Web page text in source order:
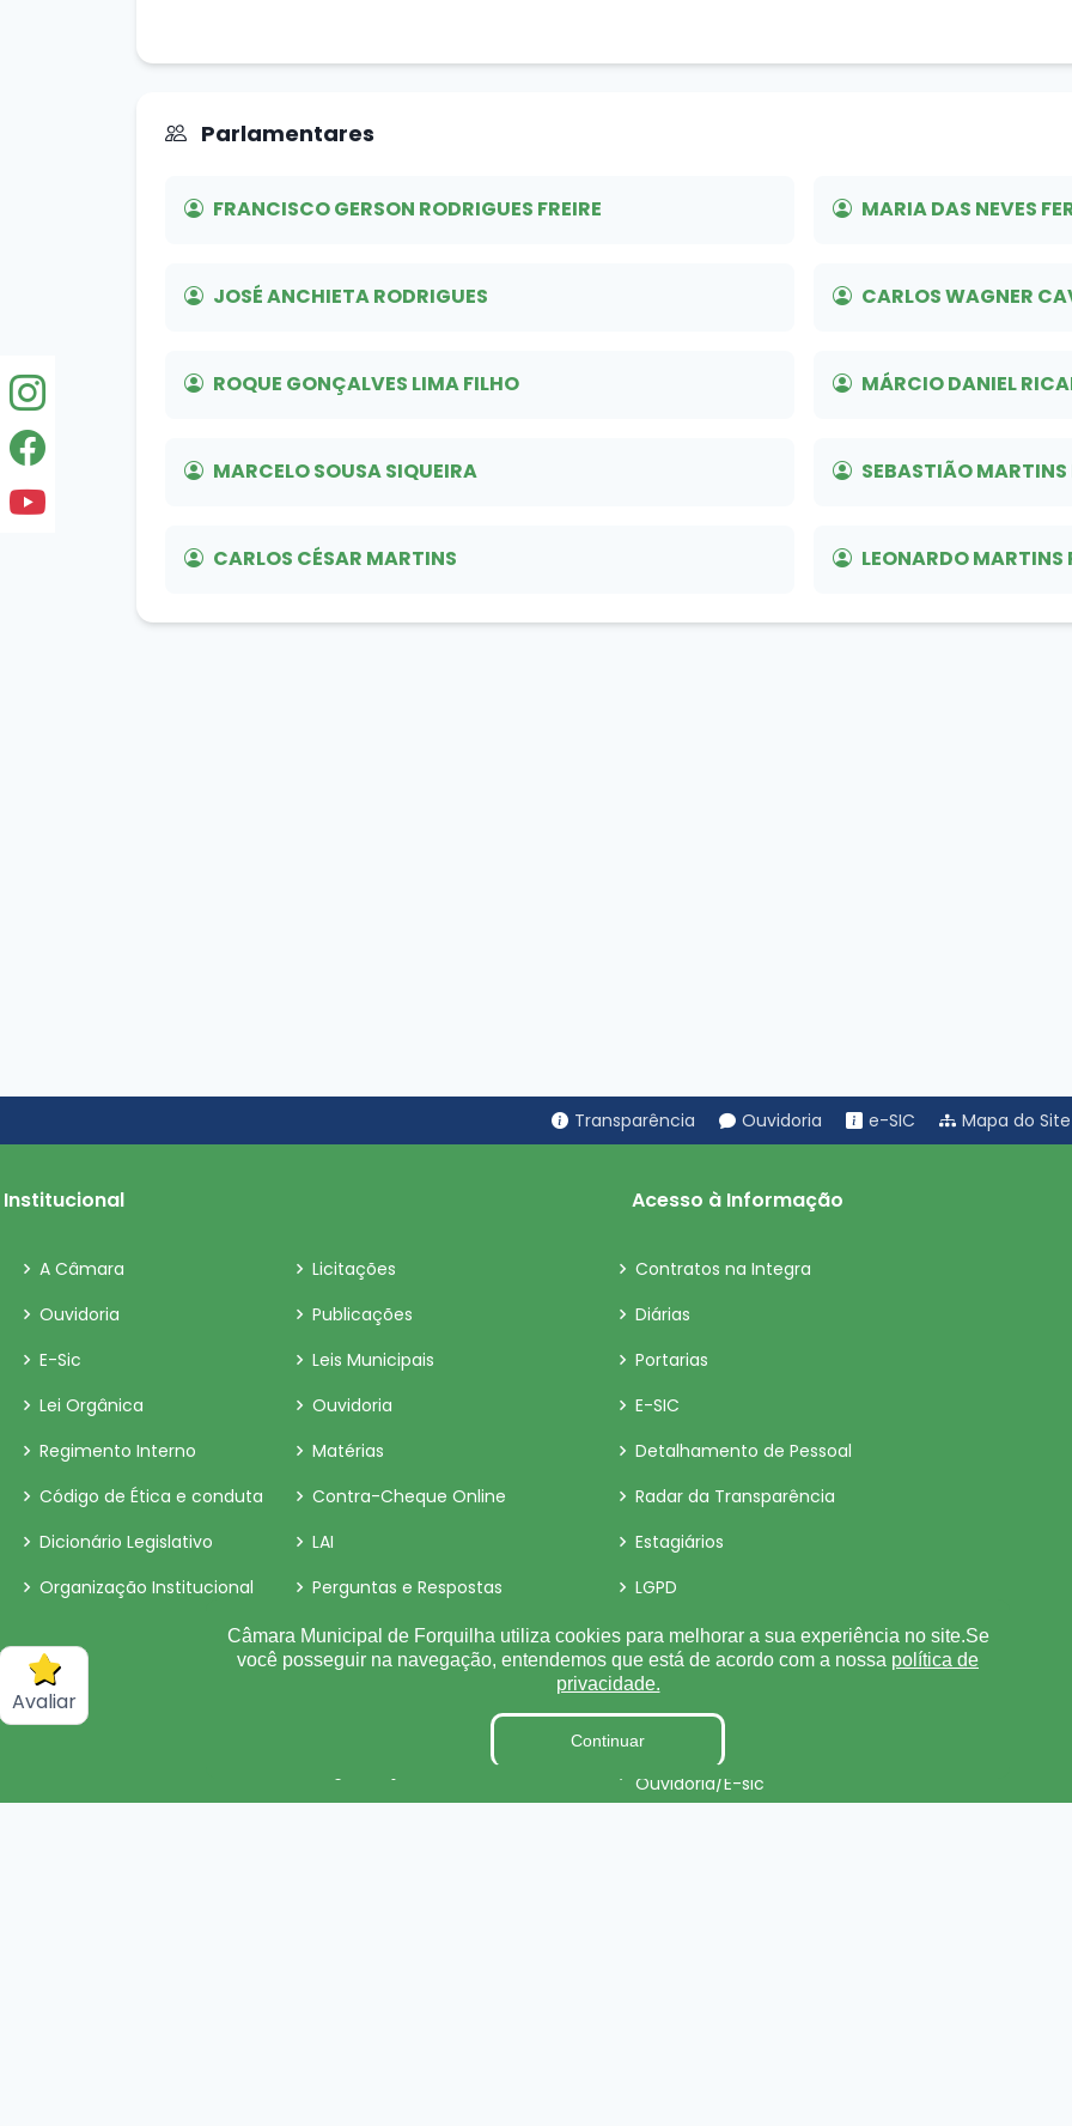
Avaliar
Parlamentares
FRANCISCO GERSON RODRIGUES FREIRE MARIA DAS NEVES
JOSÉ ANCHIETA RODRIGUES CARLOS WAGNER
ROQUE GONÇALVES LIMA FILHO MÁRCIO DANIEL
MARCELO SOUSA SIQUEIRA SEBASTIÃO
CARLOS CÉSAR MARTINS LEONARDO MARTINS
Transparência Ouvidoria e-SIC Mapa do Site
Institucional
A Câmara
Ouvidoria
E-Sic
Lei Orgânica
Regimento Interno
Código de Ética e conduta
Dicionário Legislativo
Organização Institucional
Acesso à Informação
Licitações
Contratos na Integra
Publicações
Diárias
Leis Municipais
Portarias
Ouvidoria
E-SIC
Matérias
Detalhamento de Pessoal
Contra-Cheque Online
Radar da Transparência
LAI
Estagiários
Perguntas e Respostas
LGPD
Sigilo de Documentos
Tabela de Diárias
Obras
Fiscal de Contrato
Parecer TCE
Organização Institucional
Pesquisa de Satisfação
Ouvidoria/E-sic
Câmara Municipal de Forquilha utiliza cookies para melhorar a sua experiência no site.Se
você posseguir na navegação, entendemos que está de acordo com a nossa política de
privacidade.
Continuar